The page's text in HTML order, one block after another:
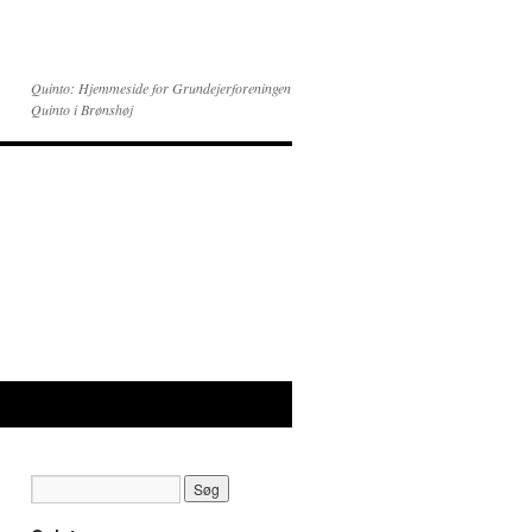
Quinto: Hjemmeside for Grundejerforeningen
Quinto i Brønshøj